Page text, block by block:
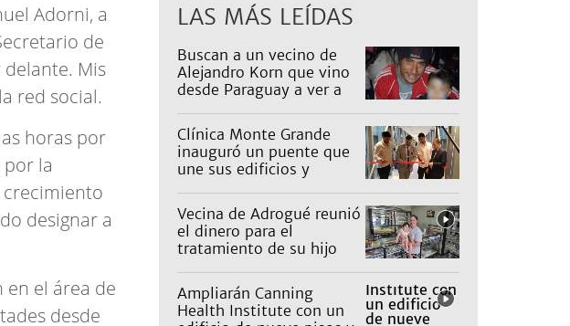
Adorni, a
de
Mis
red social.
horas por
por la
designar a
el área de
desde
LAS MÁS LEÍDAS
Buscan a un vecino de
Alejandro Korn que vino
desde Paraguay a ver a
Clínica Monte Grande
inauguró un puente que
une sus edificios y
Vecina de Adrogué reunió
el dinero para el
tratamiento de su hijo
viajarán a la India
Ampliarán Canning
Health Institute con un